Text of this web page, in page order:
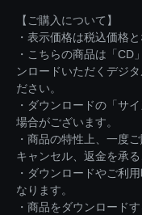
【ご購入について】
・表示価格は税込価格と
・こちらの商品は「CD
ンロードいただくデジ
ださい。
・ダウンロードの「サ
場合がございます。
・商品の特性上、一度
キャンセル、返金を承る
・ダウンロードやご利
なります。
・商品をダウンロード